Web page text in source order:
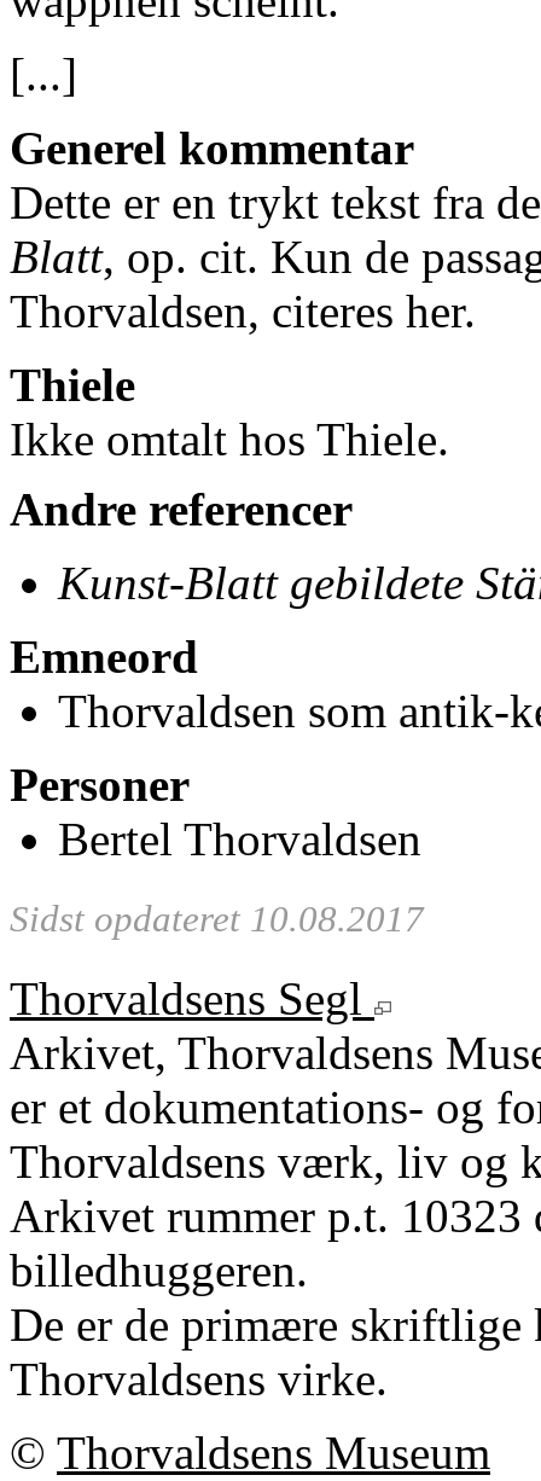
[...]
Generel kommentar
Dette er en trykt tekst fra
Blatt, op. cit. Kun de
Thorvaldsen, citeres her.
Thiele
Ikke omtalt hos Thiele.
Andre referencer
Kunst-Blatt gebildete
Emneord
Thorvaldsen som antik-
Personer
Bertel Thorvaldsen
Sidst opdateret 10.08.2017
Thorvaldsens Segl
Arkivet, Thorvaldsens
er et dokumentations- og
Thorvaldsens værk, liv og
Arkivet rummer p.t.
billedhuggeren.
De er de primære
Thorvaldsens virke.
© Thorvaldsens Museum